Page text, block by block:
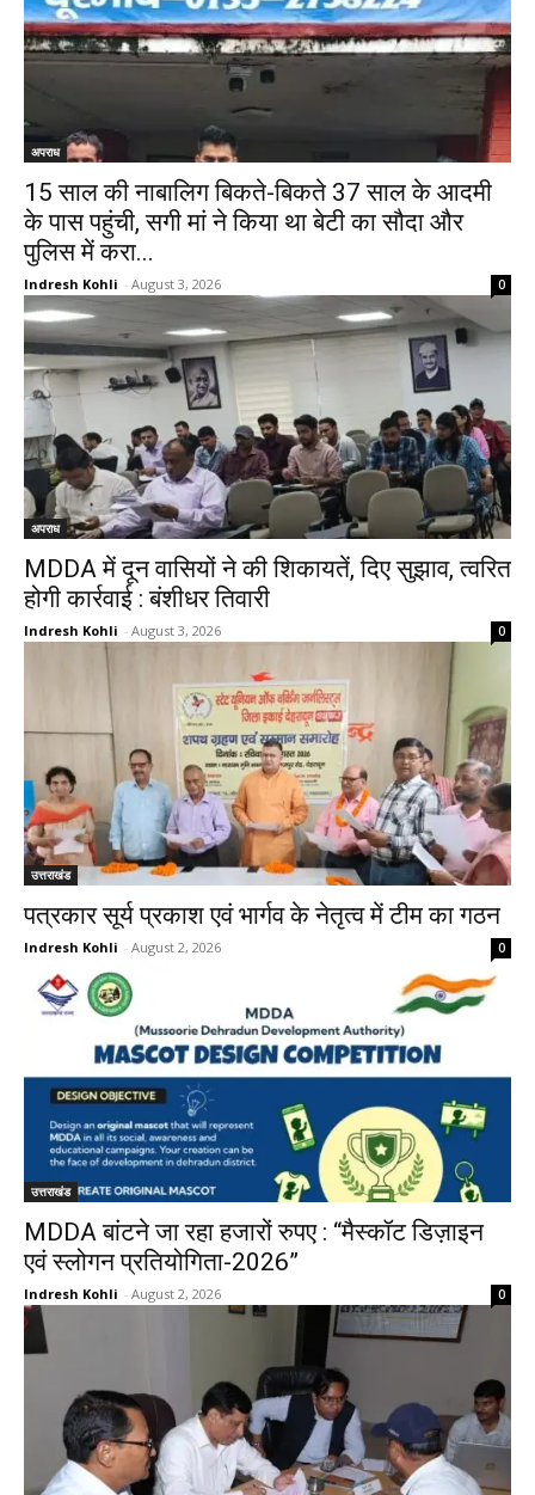
अपराध
15 साल की नाबालिग बिकते-बिकते 37 साल के आदमी
के पास पहुंची, सगी मां ने किया था बेटी का सौदा और
पुलिस में करा...
Indresh Kohli - August 3, 2026 0
अपराध
MDDA में दून वासियों ने की शिकायतें, दिए सुझाव, त्वरित
होगी कार्रवाई : बंशीधर तिवारी
Indresh Kohli - August 3, 2026 0
उत्तराखंड
पत्रकार सूर्य प्रकाश एवं भार्गव के नेतृत्व में टीम का गठन
Indresh Kohli - August 2, 2026 0
उत्तराखंड
MDDA बांटने जा रहा हजारों रुपए : “मैस्कॉट डिज़ाइन
एवं स्लोगन प्रतियोगिता-2026”
Indresh Kohli - August 2, 2026 0